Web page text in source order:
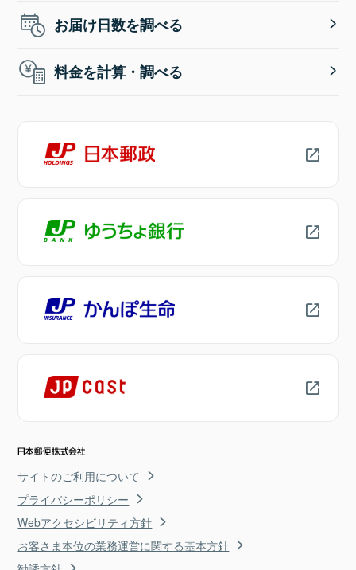
お届け日数を調べる
料金を計算・調べる
サイトのご利用について
プライバシーポリシー
Webアクセシビリティ方針
お客さま本位の業務運営に関する基本方針